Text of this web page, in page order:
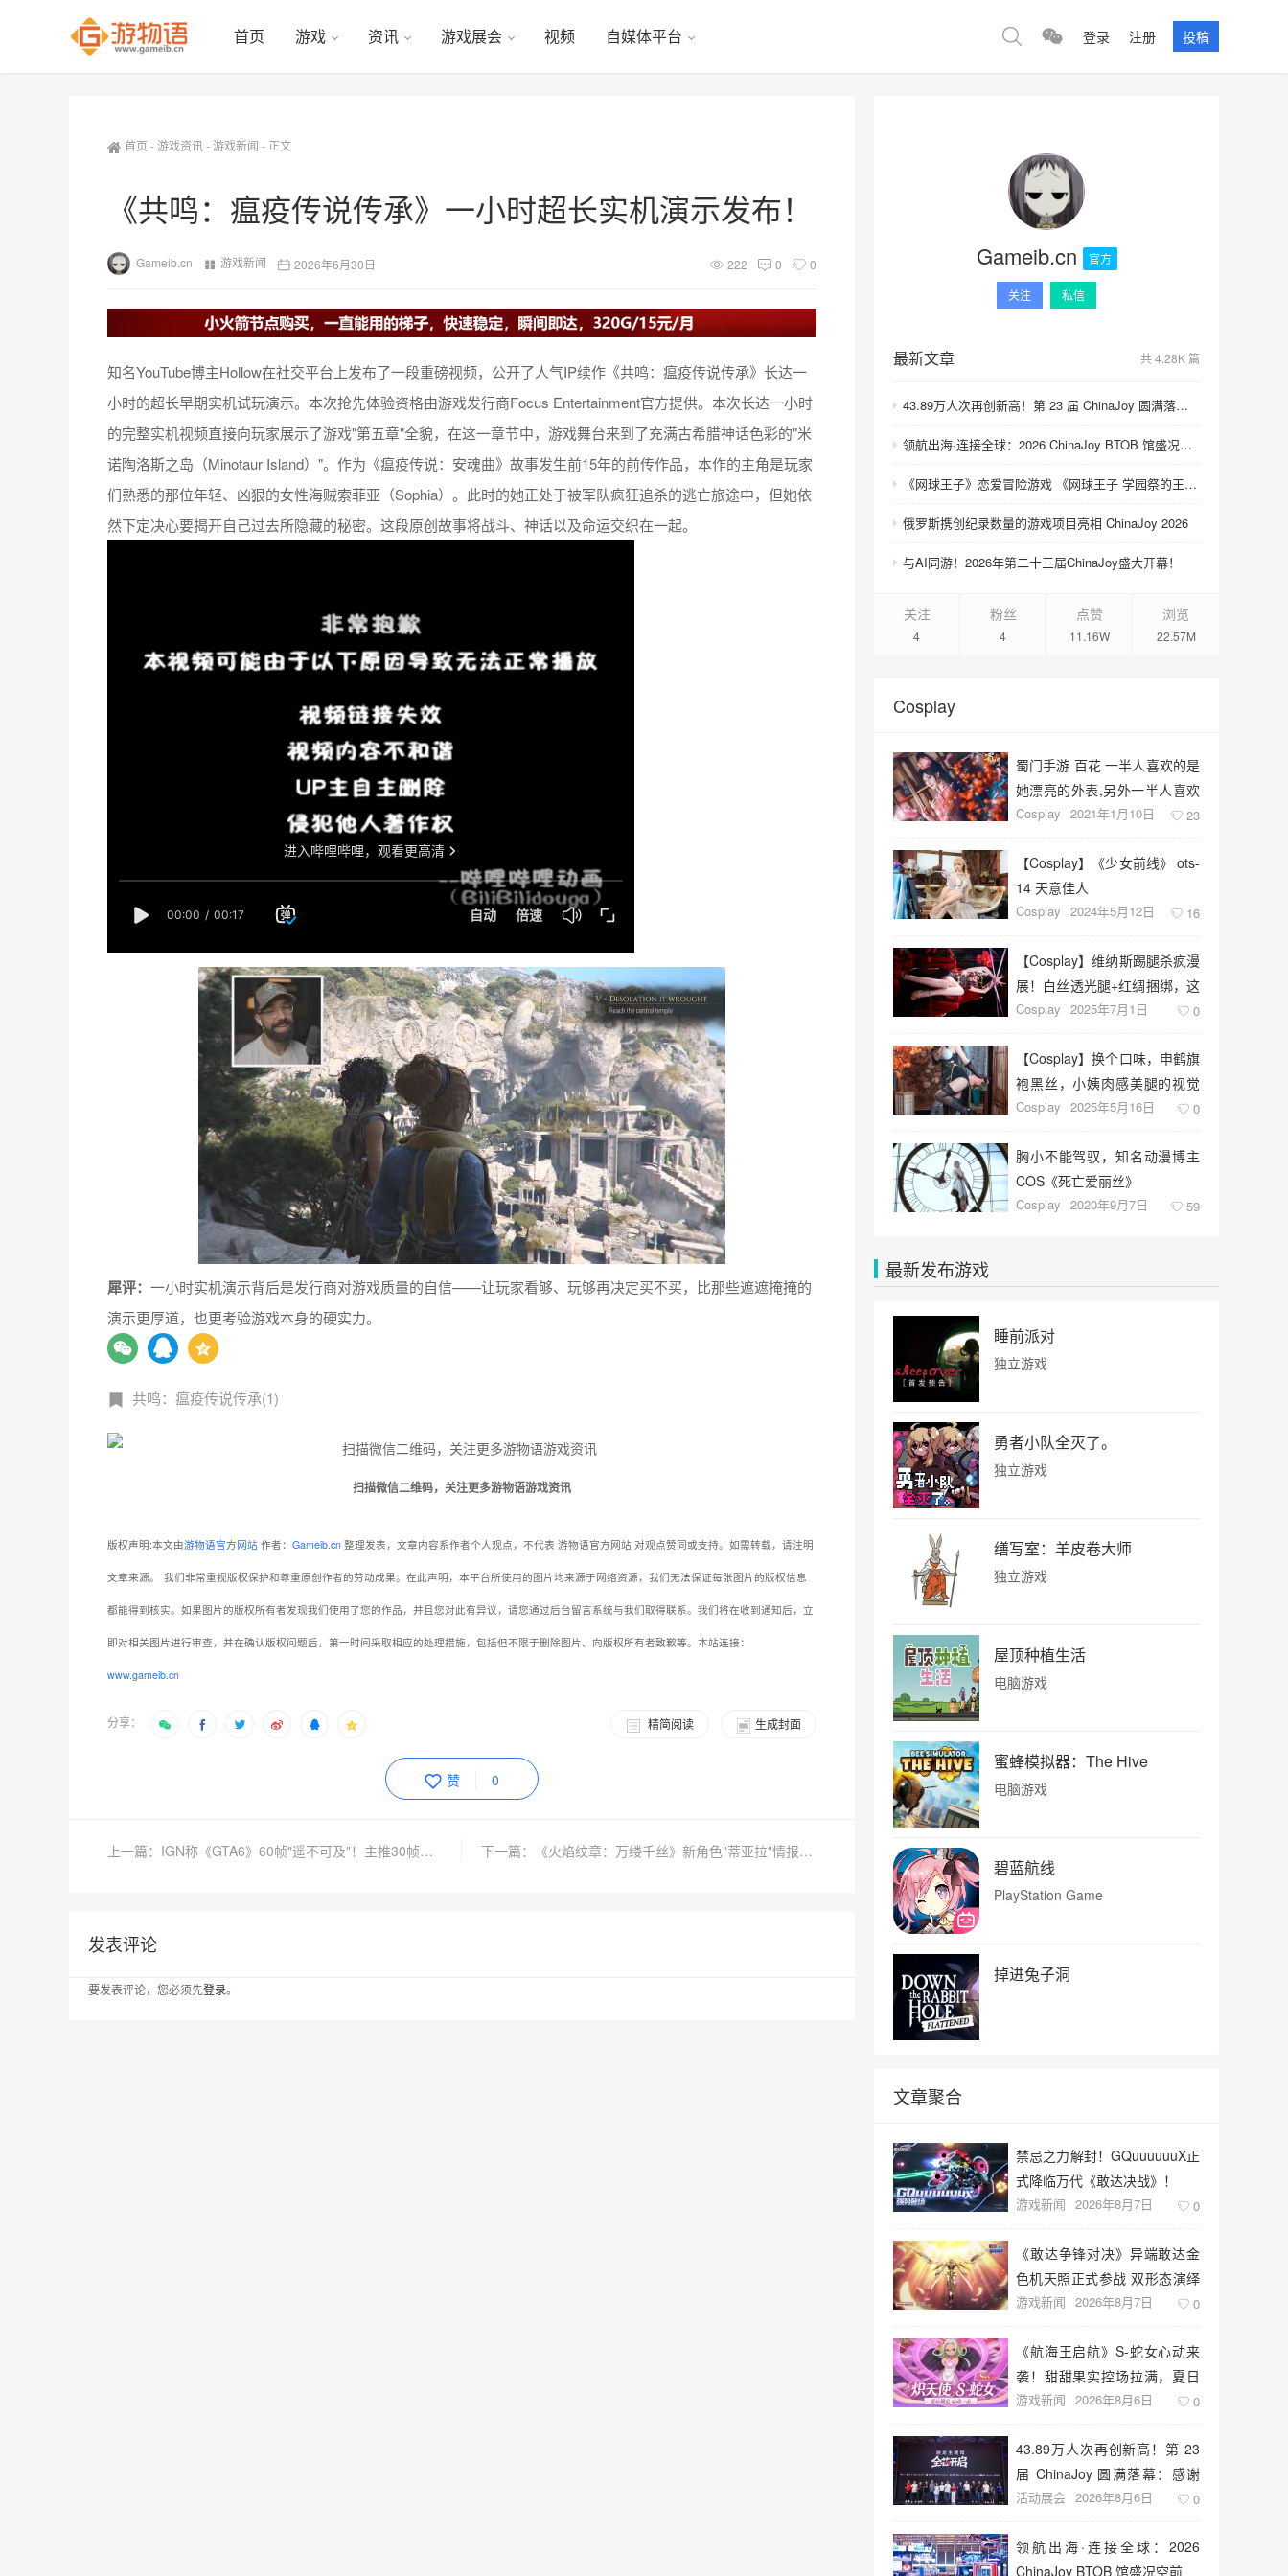
首页 游戏 资讯 游戏展会 视频 自媒体平台 登录 注册 投稿
首页 -游戏资讯-游戏新闻 - 正文
《共鸣：瘟疫传说传承》一小时超长实机演示发布！
Gameib.cn 游戏新闻 2026年6月30日 222 0 0
知名YouTube博主Hollow在社交平台上发布了一段重磅视频，公开了人气IP续作《共鸣：瘟疫传说传承》长达一
小时的超长早期实机试玩演示。本次抢先体验资格由游戏发行商Focus Entertainment官方提供。本次长达一小时
的完整实机视频直接向玩家展示了游戏"第五章"全貌，在这一章节中，游戏舞台来到了充满古希腊神话色彩的"米
诺陶洛斯之岛（Minotaur Island）"。作为《瘟疫传说：安魂曲》故事发生前15年的前传作品，本作的主角是玩家
们熟悉的那位年轻、凶狠的女性海贼索菲亚（Sophia）。此时的她正处于被军队疯狂追杀的逃亡旅途中，但她依
然下定决心要揭开自己过去所隐藏的秘密。这段原创故事将战斗、神话以及命运交织在一起。
犀评： 一小时实机演示背后是发行商对游戏质量的自信——让玩家看够、玩够再决定买不买，比那些遮遮掩掩的
演示更厚道，也更考验游戏本身的硬实力。
共鸣：瘟疫传说传承(1)
扫描微信二维码，关注更多游物语游戏资讯
版权声明:本文由游物语官方网站 作者： Gameib.cn 整理发表，文章内容系作者个人观点，不代表 游物语官方网站 对观点赞同或支持。如需转载，请注明
文章来源。 我们非常重视版权保护和尊重原创作者的劳动成果。在此声明，本平台所使用的图片均来源于网络资源，我们无法保证每张图片的版权信息
都能得到核实。如果图片的版权所有者发现我们使用了您的作品，并且您对此有异议，请您通过后台留言系统与我们取得联系。我们将在收到通知后，立
即对相关图片进行审查，并在确认版权问题后，第一时间采取相应的处理措施，包括但不限于删除图片、向版权所有者致歉等。本站连接：
www.gameib.cn
分享： 生成封面
精简阅读
赞 0
上一篇：IGN称《GTA6》60帧"遥不可及"！主推30帧是R星一贯传统 下一篇：《火焰纹章：万缕千丝》新角色"蒂亚拉"情报公开，文静谋略少女登场
发表评论
要发表评论，您必须先登录。
Gameib.cn 官方
关注 私信
最新文章 共 4.28K 篇
43.89万人次再创新高！第 23 届 ChinaJoy 圆满落幕：感谢有你，共赴这场“与 AI 同游”的盛夏之约
领航出海·连接全球：2026 ChinaJoy BTOB 馆盛况空前
《网球王子》恋爱冒险游戏 《网球王子 学园祭的王子们 ♡-40 and more…》与《网球王子 心跳求生 Tie break ♡game》发售
俄罗斯携创纪录数量的游戏项目亮相 ChinaJoy 2026
与AI同游！2026年第二十三届ChinaJoy盛大开幕！
关注
4
粉丝
4
点赞
11.16W
浏览
22.57M
Cosplay
蜀门手游 百花 一半人喜欢的是
她漂亮的外表,另外一半人喜欢
她的技能
Cosplay 2021年1月10日 23
​【Cosplay】《少女前线》 ots-
14 天意佳人
Cosplay 2024年5月12日 16
【Cosplay】维纳斯踢腿杀疯漫
展！白丝透光腿+红绸捆绑，这
波是纯欲天花板
Cosplay 2025年7月1日 0
【Cosplay】换个口味，申鹤旗
袍黑丝，小姨肉感美腿的视觉
暴击！
Cosplay 2025年5月16日 0
胸小不能驾驭，知名动漫博主
COS《死亡爱丽丝》
Cosplay 2020年9月7日 59
最新发布游戏
睡前派对
独立游戏
勇者小队全灭了。
独立游戏
缮写室：羊皮卷大师
独立游戏
屋顶种植生活
电脑游戏
蜜蜂模拟器：The Hive
电脑游戏
碧蓝航线
PlayStation Game
掉进兔子洞
文章聚合
禁忌之力解封！GQuuuuuuX正
式降临万代《敢达决战》！
游戏新闻 2026年8月7日 0
《敢达争锋对决》异端敢达金
色机天照正式参战 双形态演绎
空中战技
游戏新闻 2026年8月7日 0
《航海王启航》S-蛇女心动来
袭！甜甜果实控场拉满，夏日
盛宴开启
游戏新闻 2026年8月6日 0
43.89万人次再创新高！第 23
届 ChinaJoy 圆满落幕：感谢
有你，共赴这场“与 AI 同游”的
活动展会 2026年8月6日 0
领航出海·连接全球：2026
ChinaJoy BTOB 馆盛况空前